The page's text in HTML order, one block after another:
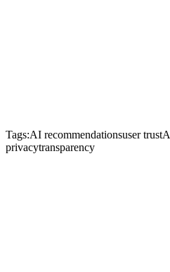
Tags:AI recommendationsuser trust
privacytransparency